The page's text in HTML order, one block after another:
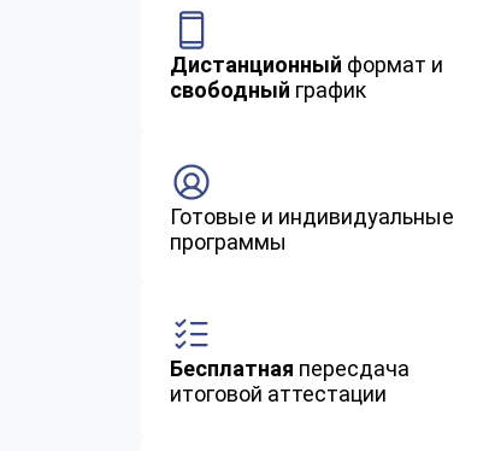
Дистанционный формат и
свободный график
Готовые и индивидуальные
программы
Бесплатная пересдача
итоговой аттестации